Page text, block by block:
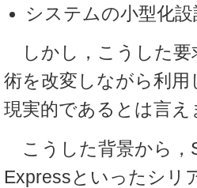
システムの小型化設
しかし，こうした要
術を改変しながら利
現実的であるとは言え
こうした背景から，
Expressといったシリ